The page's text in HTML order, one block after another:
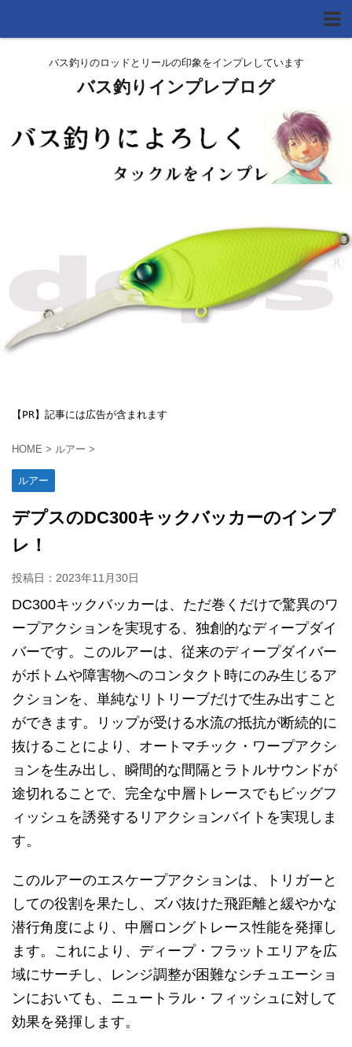
バス釣りのロッドとリールの印象をインプレしています
バス釣りインプレブログ
【PR】記事には広告が含まれます
HOME > ルアー >
ルアー
デプスのDC300キックバッカーのインプ
レ！
投稿日： 2023年11月30日
DC300キックバッカーは、ただ巻くだけで驚異のワ
ープアクションを実現する、独創的なディープダイ
バーです。このルアーは、従来のディープダイバー
がボトムや障害物へのコンタクト時にのみ生じるア
クションを、単純なリトリーブだけで生み出すこと
ができます。リップが受ける水流の抵抗が断続的に
抜けることにより、オートマチック・ワープアクシ
ョンを生み出し、瞬間的な間隔とラトルサウンドが
途切れることで、完全な中層トレースでもビッグフ
ィッシュを誘発するリアクションバイトを実現しま
す。
このルアーのエスケープアクションは、トリガーと
しての役割を果たし、ズバ抜けた飛距離と緩やかな
潜行角度により、中層ロングトレース性能を発揮し
ます。これにより、ディープ・フラットエリアを広
域にサーチし、レンジ調整が困難なシチュエーショ
ンにおいても、ニュートラル・フィッシュに対して
効果を発揮します。